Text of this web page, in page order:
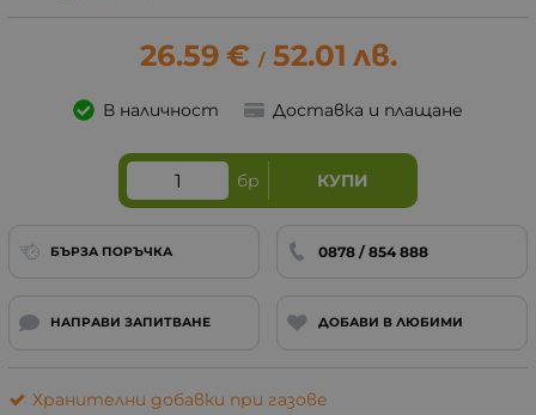
26.59 € / 52.01 лв.
В наличност Доставка и плащане
бр КУПИ
БЪРЗА ПОРЪЧКА 0878 / 854 888
НАПРАВИ ЗАПИТВАНЕ ДОБАВИ В ЛЮБИМИ
Хранителни добавки при газове